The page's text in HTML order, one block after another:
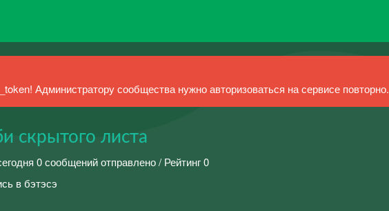
Администратору сообщества нужно авторизоваться на сервисе повторно.
скрытого листа
0 сообщений отправлено / Рейтинг 0
в бэтэсэ